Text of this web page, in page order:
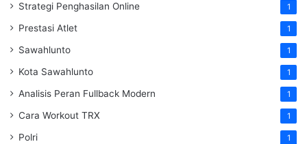
Strategi Penghasilan Online 1
Prestasi Atlet 1
Sawahlunto 1
Kota Sawahlunto 1
Analisis Peran Fullback Modern 1
Cara Workout TRX 1
Polri 1